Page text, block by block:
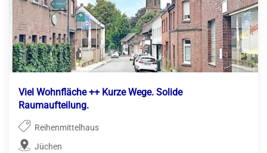
Viel Wohnfläche ++ Kurze Wege. Solide
Raumaufteilung.
Reihenmittelhaus
Jüchen